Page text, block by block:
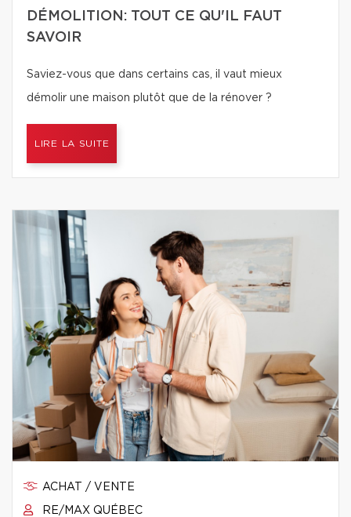
DÉMOLITION: TOUT CE QU'IL FAUT
SAVOIR
Saviez-vous que dans certains cas, il vaut mieux
démolir une maison plutôt que de la rénover ?
LIRE LA SUITE
ACHAT / VENTE
RE/MAX QUÉBEC